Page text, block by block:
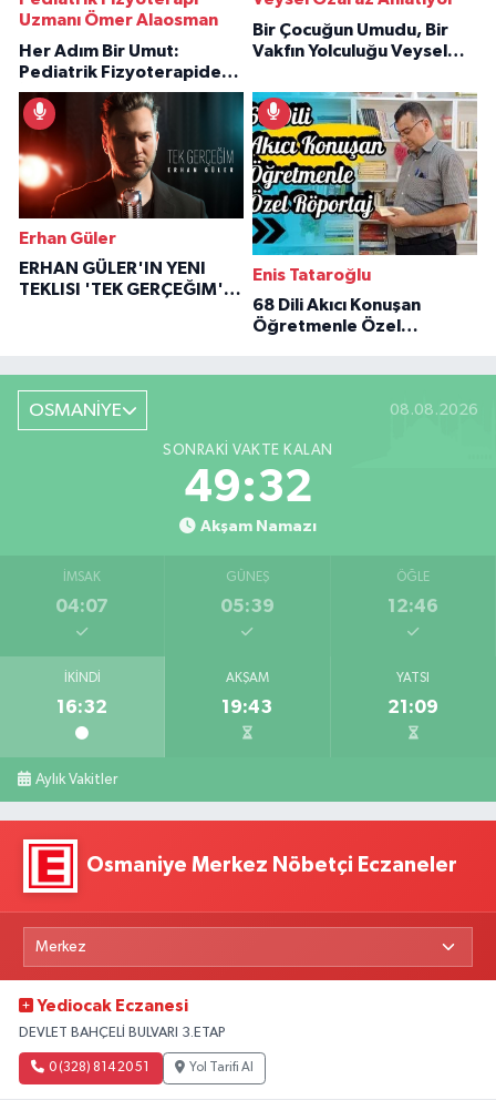
Uzmanı Ömer Alaosman
Her Adım Bir Umut:
Pediatrik Fizyoterapiden
İlham Veren Hikâyeler
Bir Çocuğun Umudu, Bir
Vakfın Yolculuğu Veysel
Erhan Güler
ERHAN GÜLER'IN YENI
TEKLISI 'TEK GERÇEĞIM'LE
Enis Tataroğlu
68 Dili Akıcı Konuşan
Öğretmenle Özel
OSMANİYE 08.08.2026
SONRAKI VAKTE KALAN
49:31
Akşam Namazı
İMSAK
04:07
GÜNEŞ
05:39
ÖĞLE
12:46
İKINDI
16:32
AKŞAM
19:43
YATSI
21:09
Aylık Vakitler
Osmaniye Merkez Nöbetçi Eczaneler
Yediocak Eczanesi
DEVLET BAHÇELİ BULVARI 3.ETAP
0 (328) 814 20 51 Yol Tarifi Al